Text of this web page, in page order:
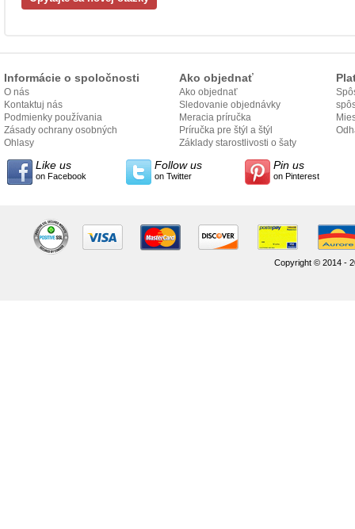
Informácie o spoločnosti
O nás
Kontaktuj nás
Podmienky používania
Zásady ochrany osobných
údajov
Ohlasy
Ako objednať
Ako objednať
Sledovanie objednávky
Meracia príručka
Príručka pre štýl a štýl
Základy starostlivosti o šaty
Like us
on Facebook
Follow us
on Twitter
Pin us
on Pinterest
Copyright © 2014 -